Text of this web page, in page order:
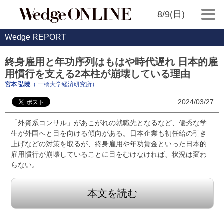
8/9(日)
Wedge REPORT
終身雇用と年功序列はもはや時代遅れ 日本的雇
用慣行を支える2本柱が崩壊している理由
宮本 弘曉（ 一橋大学経済研究所）
2024/03/27
「外資系コンサル」があこがれの就職先となるなど、優秀な学
生が外国へと目を向ける傾向がある。日本企業も初任給の引き
上げなどの対策を取るが、終身雇用や年功賃金といった日本的
雇用慣行が崩壊していることに目をむけなければ、状況は変わ
らない。
本文を読む